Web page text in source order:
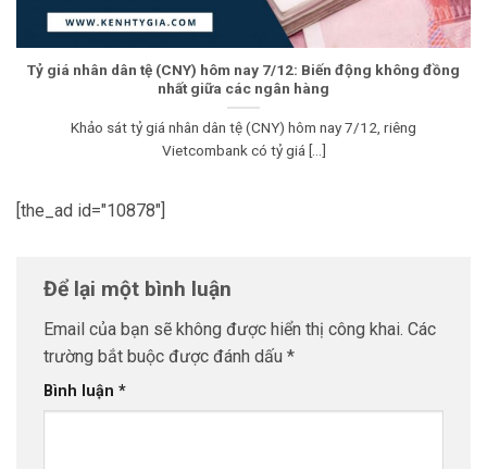
Tỷ giá nhân dân tệ (CNY) hôm nay 7/12: Biến động không đồng
nhất giữa các ngân hàng
Khảo sát tỷ giá nhân dân tệ (CNY) hôm nay 7/12, riêng
Vietcombank có tỷ giá [...]
[the_ad id="10878"]
Để lại một bình luận
Email của bạn sẽ không được hiển thị công khai. Các
trường bắt buộc được đánh dấu *
Bình luận *